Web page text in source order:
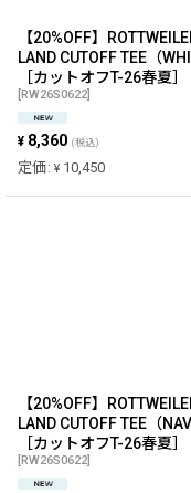
【20%OFF】
LAND CUTOFF TEE（
［カットオフT-26春夏］
[RW26S0622]
¥ 8,360 (税込)
定価: ¥ 10,450
【20%OFF】
LAND CUTOFF TEE（
［カットオフT-26春夏］
[RW26S0622]